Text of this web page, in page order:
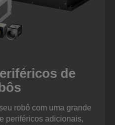
de
robô com uma grande
periféricos adicionais,